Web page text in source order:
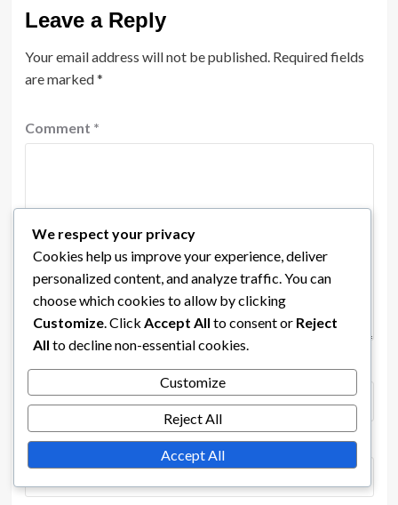
Leave a Reply
Your email address will not be published. Required fields
are marked*
Comment *
Name* Email*
Website
We respect your privacy
Cookies help us improve your experience, deliver
personalized content, and analyze traffic. You can
choose which cookies to allow by clicking
Customize . Click Accept All to consent or Reject
All to decline non-essential cookies.
Customize
Reject All
Accept All